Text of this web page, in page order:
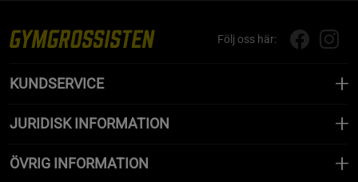
Följ oss här:
KUNDSERVICE
JURIDISK INFORMATION
ÖVRIG INFORMATION